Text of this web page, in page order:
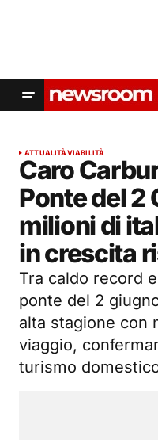
ATTUALITÀVIABILITÀ
Caro
Ponte del 2
milioni di
in crescita
Tra caldo record
ponte del 2
alta stagione con
viaggio,
turismo